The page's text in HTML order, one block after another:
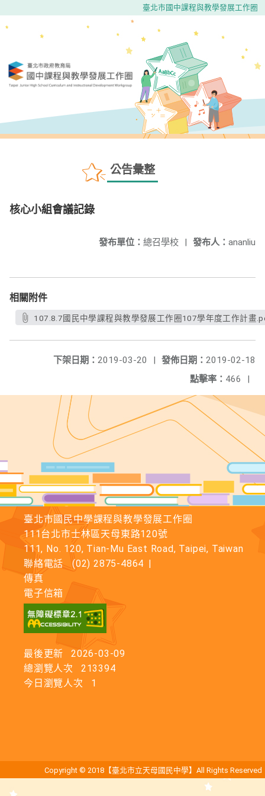
臺北市國中課程與教學發展工作圈
公告彙整
核心小組會議記錄
發布人： ananliu
發布單位： 總召學校 |
相關附件
107.8.7國民中學課程與教學發展工作圈107學年度工作計畫
發佈日期： 2019-02-18
下架日期： 2019-03-20
|
點擊率： 466 |
臺北市國民中學課程與教學發展工作圈
111台北市士林區天母東路120號
111, No. 120, Tian-Mu East Road, Taipei, Taiwan
聯絡電話
(02) 2875-4864 |
傳真
電子信箱
最後更新
2026-03-09
總瀏覽人次
213394
今日瀏覽人次
1
Copyright © 2018【臺北市立天母國民中學】All Rights Reserved